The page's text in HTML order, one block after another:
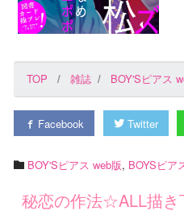
TOP 雑誌 BOY'Sピアス
Facebook Twitter
BOY'Sピアス web版, BOYSピア
秘恋の作法☆ALL描き